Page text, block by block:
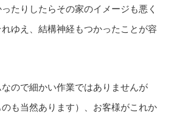
たりしたらその家のイメージも悪く
ゆえ、結構神経もつかったことが容
ので細かい作業ではありませんが
のも当然あります）、お客様がこれか